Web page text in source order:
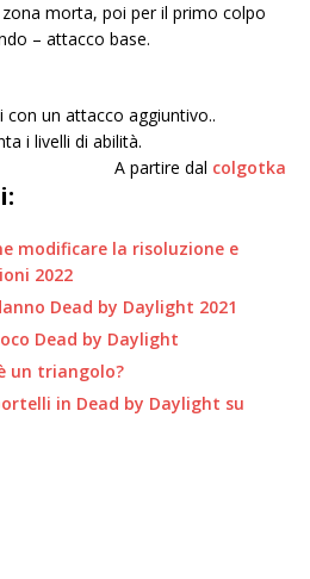
morta, poi per il primo colpo
– attacco base.
un attacco aggiuntivo..
i livelli di abilità.
A partire dal colgotka
modificare la risoluzione e
2022
Dead by Daylight 2021
Dead by Daylight
un triangolo?
in Dead by Daylight su